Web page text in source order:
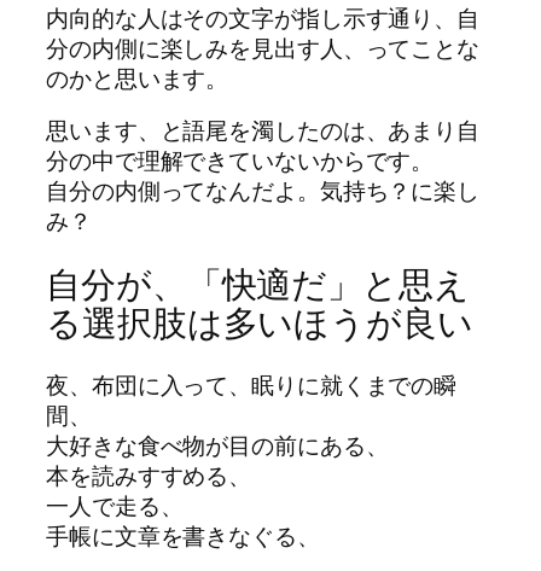
内向的な人はその文字が指し示す通り、自
分の内側に楽しみを見出す人、ってことな
のかと思います。
思います、と語尾を濁したのは、あまり自
分の中で理解できていないからです。
自分の内側ってなんだよ。気持ち？に楽し
み？
自分が、「快適だ」と思え
る選択肢は多いほうが良い
夜、布団に入って、眠りに就くまでの瞬
間、
大好きな食べ物が目の前にある、
本を読みすすめる、
一人で走る、
手帳に文章を書きなぐる、